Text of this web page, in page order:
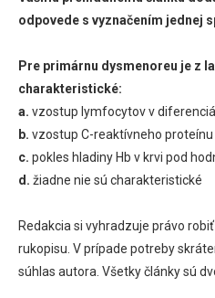
odpovede s vyznačením jednej
Pre primárnu dysmenoreu je z
charakteristické:
a. vzostup lymfocytov v
b. vzostup C-reaktívneho proteínu
c. pokles hladiny Hb v krvi pod
d. žiadne nie sú charakteristické
Redakcia si vyhradzuje právo
rukopisu. V prípade potreby
súhlas autora. Všetky články sú